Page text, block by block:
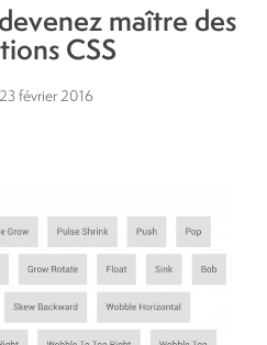
maître des
CSS
23 février 2016